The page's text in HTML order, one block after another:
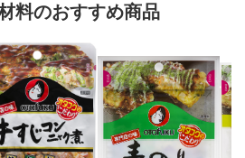
料のおすすめ商品